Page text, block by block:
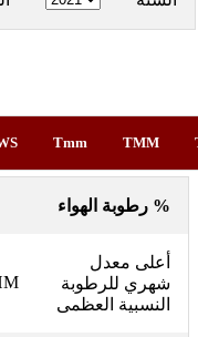
Tmm TMM
رطوبة الهواء %
أعلى معدل
شهري للرطوبة
النسبية العظمى